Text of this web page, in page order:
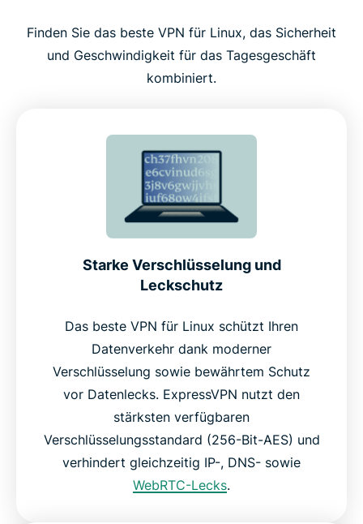
Finden Sie das beste VPN für Linux, das Sicherheit
und Geschwindigkeit für das Tagesgeschäft
kombiniert.
Starke Verschlüsselung und
Leckschutz
Das beste VPN für Linux schützt Ihren
Datenverkehr dank moderner
Verschlüsselung sowie bewährtem Schutz
vor Datenlecks. ExpressVPN nutzt den
stärksten verfügbaren
Verschlüsselungsstandard (256-Bit-AES) und
verhindert gleichzeitig IP-, DNS- sowie
WebRTC-Lecks.